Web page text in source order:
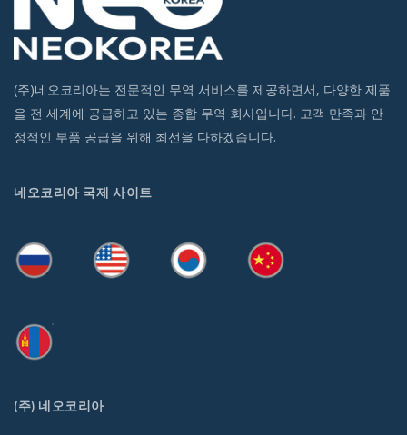
(주)네오코리아는 전문적인 무역 서비스를 제공하면서, 다양한 제품
을 전 세계에 공급하고 있는 종합 무역 회사입니다. 고객 만족과 안
정적인 부품 공급을 위해 최선을 다하겠습니다.
네오코리아 국제 사이트
(주) 네오코리아